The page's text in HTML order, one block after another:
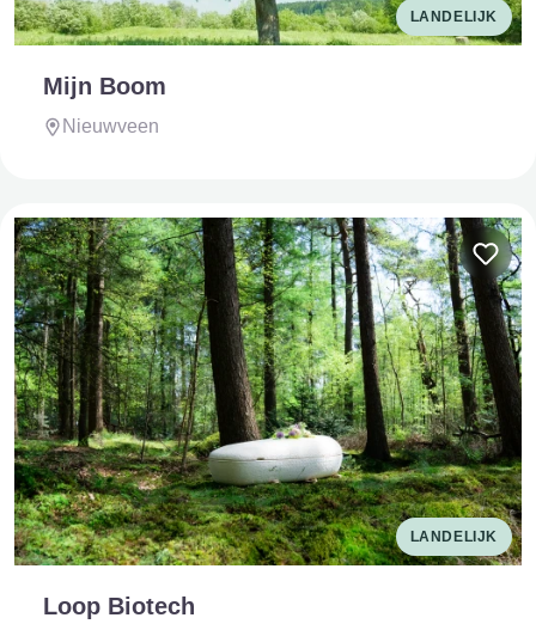
LANDELIJK
Mijn Boom
Nieuwveen
LANDELIJK
Loop Biotech